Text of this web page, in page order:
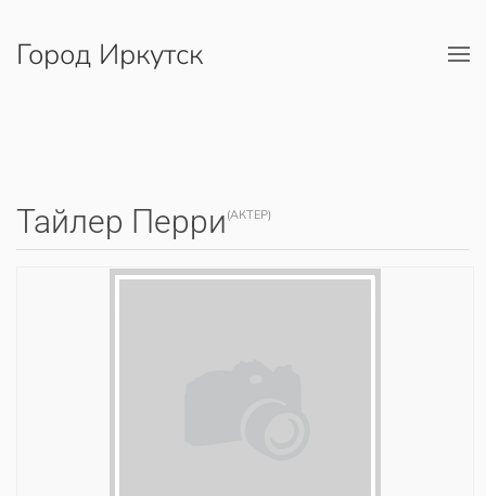
Перейти к содержимому
Город Иркутск
Тайлер Перри (АКТЕР)